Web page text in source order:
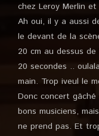
chez Leroy Merlin
Ah oui, il y a aussi
le devant de la
20 cm au dessus
20 secondes ..
main. Trop iveul le
Donc concert
bons musiciens,
ne prend pas. Et